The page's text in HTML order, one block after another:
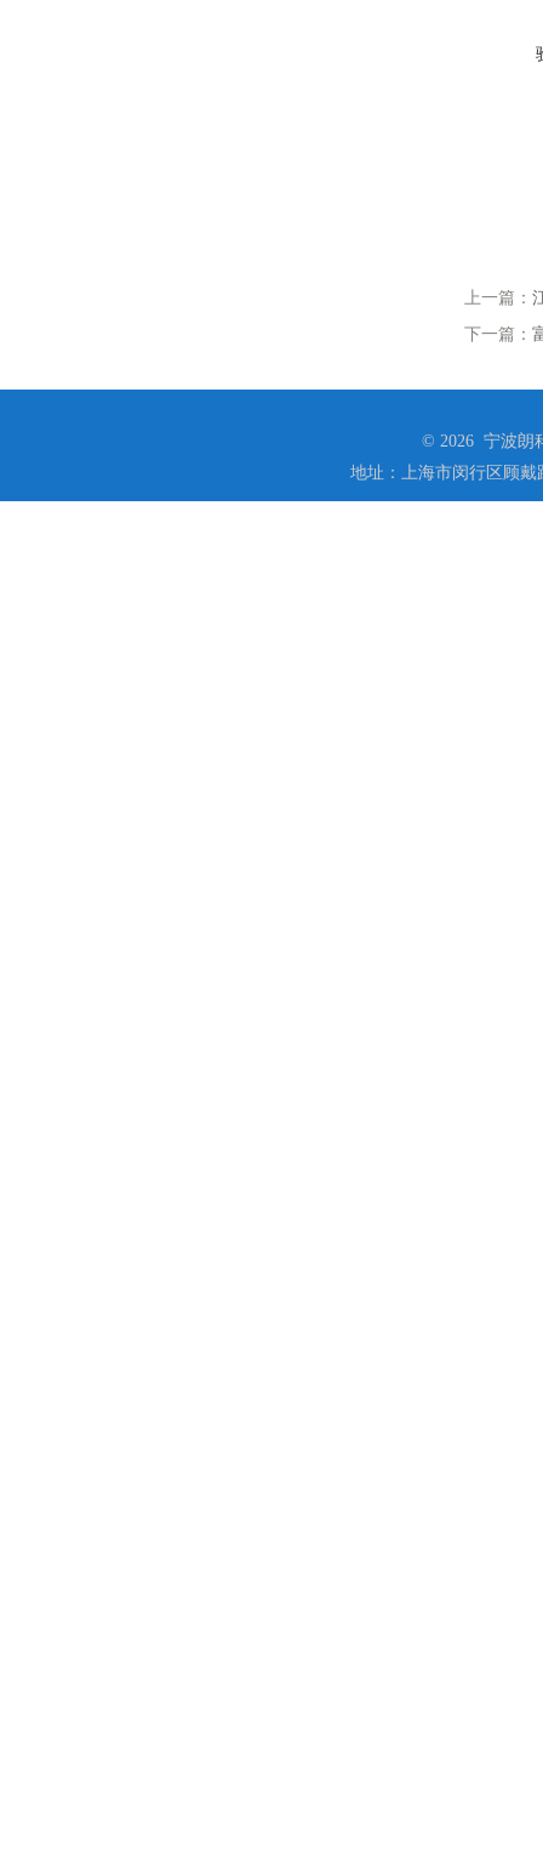
上一篇：
下一篇：
© 2026 宁波朗
地址：上海市闵行区顾